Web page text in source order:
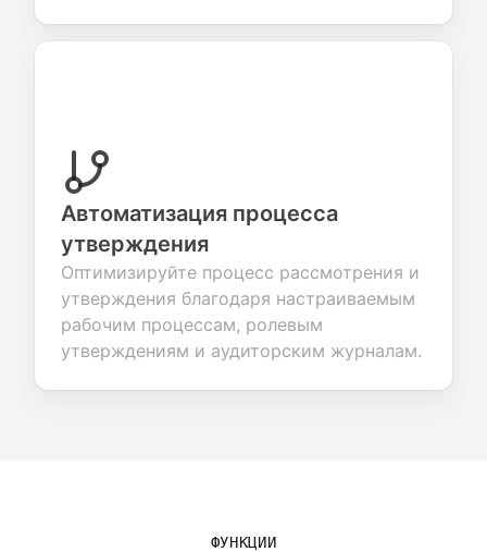
Автоматизация процесса
утверждения
Оптимизируйте процесс рассмотрения и
утверждения благодаря настраиваемым
рабочим процессам, ролевым
утверждениям и аудиторским журналам.
ФУНКЦИИ